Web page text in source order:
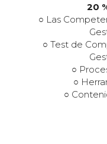
20
○ Las
○ Test de
○
○
○